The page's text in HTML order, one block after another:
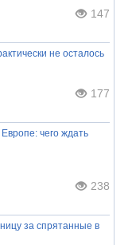
147
не осталось
177
Европе: чего ждать
238
за спрятанные в